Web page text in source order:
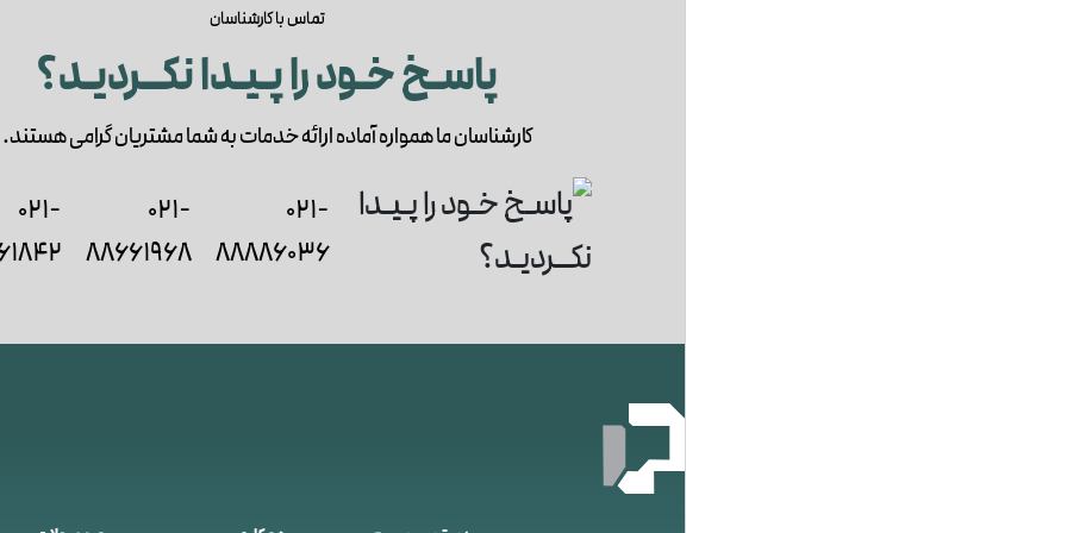
تماس با کارشناسان
پاسـخ خـود را پـیـدا نکــردیـد؟
کارشناسان ما همواره آماده ارائه خدمات به شما مشتریان گرامی هستند.
021-
88886036
021-
88661968
021-